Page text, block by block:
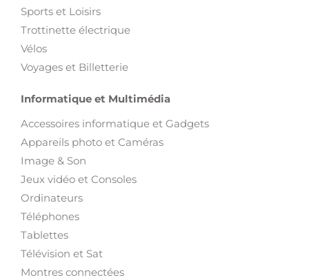
Sports et Loisirs
Trottinette électrique
Vélos
Voyages et Billetterie
Informatique et Multimédia
Accessoires informatique et Gadgets
Appareils photo et Caméras
Image & Son
Jeux vidéo et Consoles
Ordinateurs
Téléphones
Tablettes
Télévision et Sat
Montres connectées